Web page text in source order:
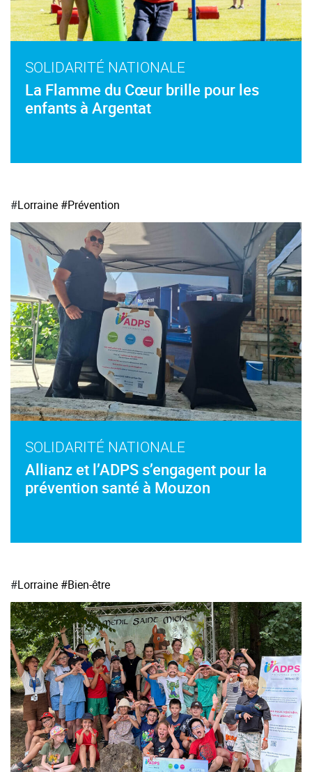
SOLIDARITÉ NATIONALE
La Flamme du Cœur brille pour les
enfants à Argentat
#Lorraine #Prévention
SOLIDARITÉ NATIONALE
Allianz et l’ADPS s’engagent pour la
prévention santé à Mouzon
#Lorraine #Bien-être